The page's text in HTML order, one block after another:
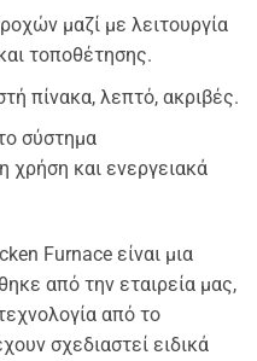
μαζί με λειτουργία
τοποθέτησης.
πίνακα, λεπτό, ακριβές.
σύστημα
χρήση και ενεργειακά
Furnace είναι μια
από την εταιρεία μας,
από το
σχεδιαστεί ειδικά